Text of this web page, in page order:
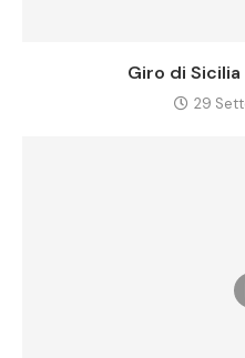
Giro di Sicilia
29